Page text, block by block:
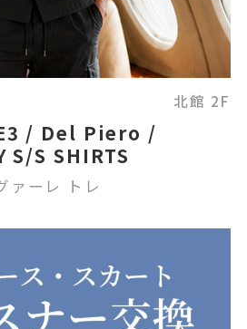
北館 2F
/ Del Piero /
S/S SHIRTS
ァーレ トレ